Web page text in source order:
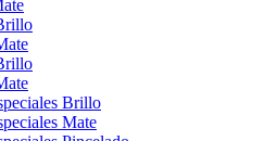
Brillo
Mate